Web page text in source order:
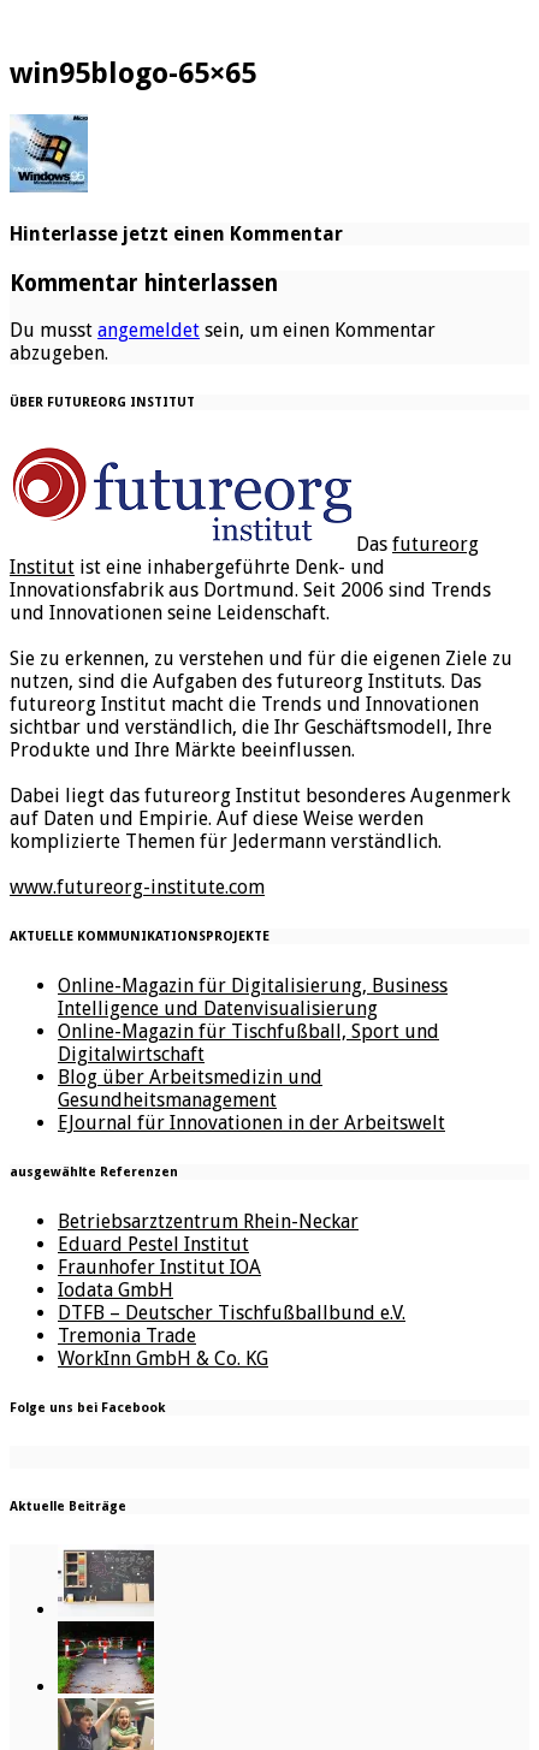
win95blogo-65×65
Hinterlasse jetzt einen Kommentar
Kommentar hinterlassen
Du musst angemeldet sein, um einen Kommentar
abzugeben.
ÜBER FUTUREORG INSTITUT
Das futureorg
Institut ist eine inhabergeführte Denk- und
Innovationsfabrik aus Dortmund. Seit 2006 sind Trends
und Innovationen seine Leidenschaft.
Sie zu erkennen, zu verstehen und für die eigenen Ziele zu
nutzen, sind die Aufgaben des futureorg Instituts. Das
futureorg Institut macht die Trends und Innovationen
sichtbar und verständlich, die Ihr Geschäftsmodell, Ihre
Produkte und Ihre Märkte beeinflussen.
Dabei liegt das futureorg Institut besonderes Augenmerk
auf Daten und Empirie. Auf diese Weise werden
komplizierte Themen für Jedermann verständlich.
www.futureorg-institute.com
AKTUELLE KOMMUNIKATIONSPROJEKTE
Online-Magazin für Digitalisierung, Business
Intelligence und Datenvisualisierung
Online-Magazin für Tischfußball, Sport und
Digitalwirtschaft
Blog über Arbeitsmedizin und
Gesundheitsmanagement
EJournal für Innovationen in der Arbeitswelt
ausgewählte Referenzen
Betriebsarztzentrum Rhein-Neckar
Eduard Pestel Institut
Fraunhofer Institut IOA
Iodata GmbH
DTFB – Deutscher Tischfußballbund e.V.
Tremonia Trade
WorkInn GmbH & Co. KG
Folge uns bei Facebook
Aktuelle Beiträge